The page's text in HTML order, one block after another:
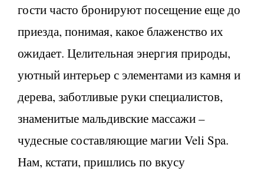
гости часто бронируют посещение еще до
приезда, понимая, какое блаженство их
ожидает. Целительная энергия природы,
уютный интерьер с элементами из камня и
дерева, заботливые руки специалистов,
знаменитые мальдивские массажи –
чудесные составляющие магии Veli Spa.
Нам, кстати, пришлись по вкусу